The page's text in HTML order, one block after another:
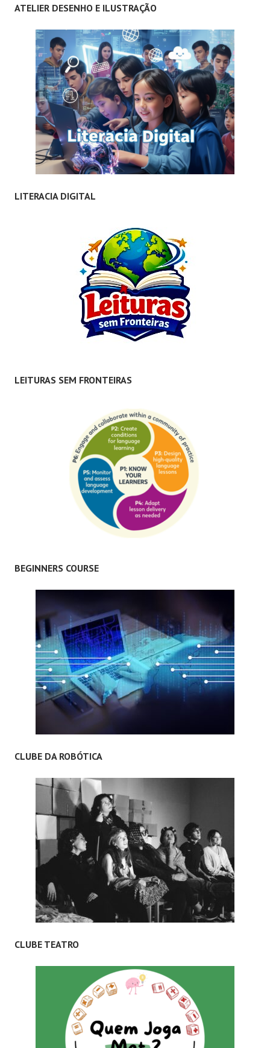
ATELIER DESENHO E ILUSTRAÇÃO
LITERACIA DIGITAL
LEITURAS SEM FRONTEIRAS
BEGINNERS COURSE
CLUBE DA ROBÓTICA
CLUBE TEATRO